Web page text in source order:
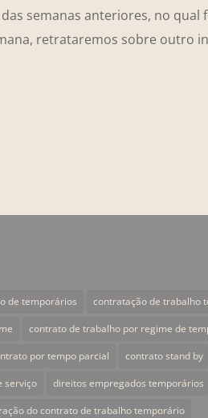
das semanas anteriores, no
retrataremos sobre outro
de temporários
contratação de trabalho
contrato de trabalho por regime de
por tempo parcial
contrato stand by
serviço
direitos empregados temporários
do contrato de trabalho temporário